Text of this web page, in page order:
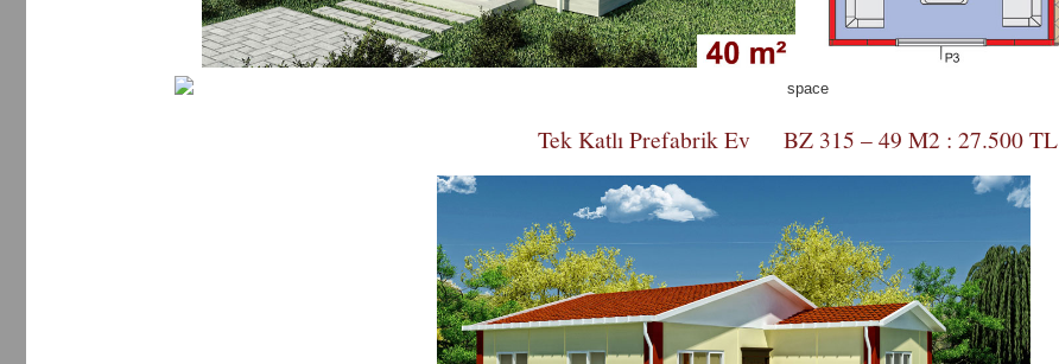
Tek Katlı Prefabrik Ev BZ 315 – 49 M2 : 27.500 TL